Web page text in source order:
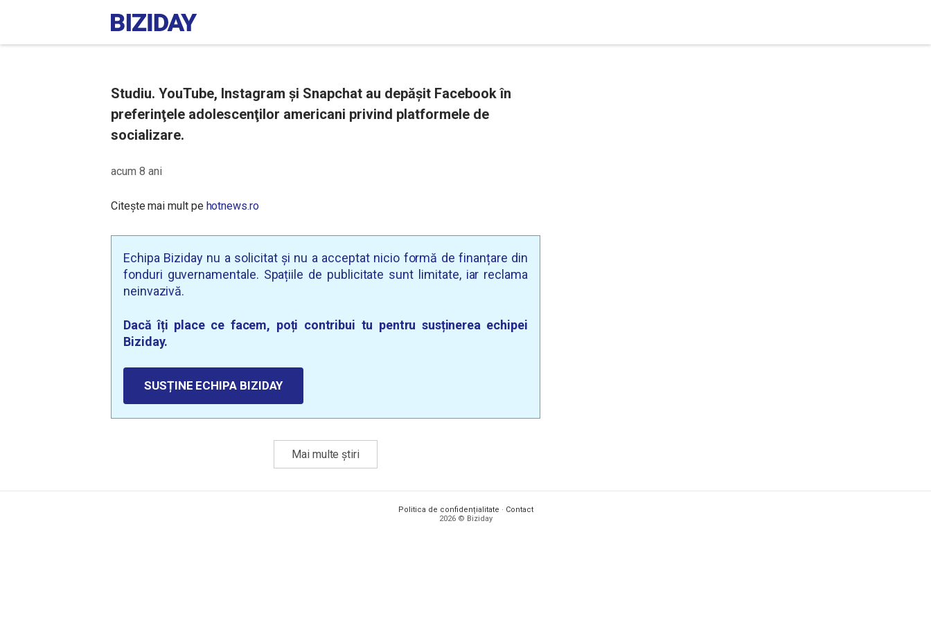
Studiu. YouTube, Instagram şi Snapchat au depăşit Facebook în
preferinţele adolescenţilor americani privind platformele de
socializare.
acum 8 ani
Citește mai mult pe hotnews.ro
Echipa Biziday nu a solicitat și nu a acceptat nicio formă de finanțare din
fonduri guvernamentale. Spațiile de publicitate sunt limitate, iar reclama
neinvazivă.
Dacă îți place ce facem, poți contribui tu pentru susținerea echipei
Biziday.
SUSȚINE ECHIPA BIZIDAY
Mai multe știri
Politica de confidențialitate · Contact
2026 © Biziday